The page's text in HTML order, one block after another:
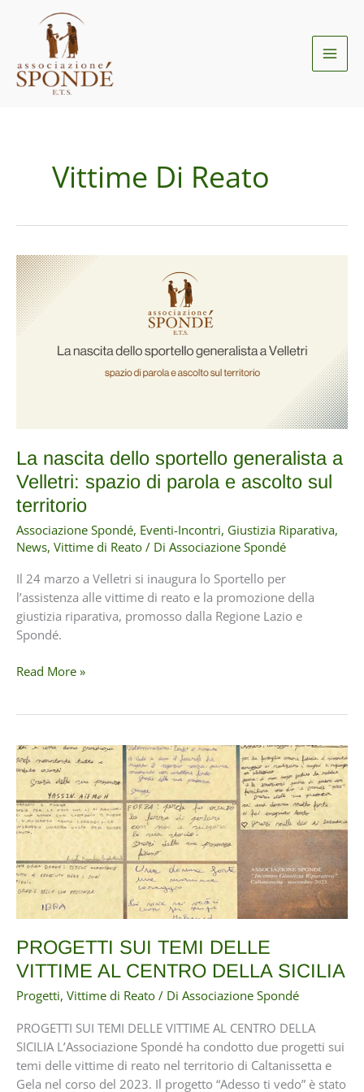
contenuto
Vittime Di Reato
La nascita dello sportello generalista a
Velletri: spazio di parola e ascolto sul
territorio
Associazione Spondé, Eventi-Incontri, Giustizia Riparativa,
News, Vittime di Reato / Di Associazione Spondé
Il 24 marzo a Velletri si inaugura lo Sportello per
l’assistenza alle vittime di reato e la promozione della
giustizia riparativa, promosso dalla Regione Lazio e
Spondé.
La
generalista
a
Velletri:
spazio
di
parola
e
ascolto
sul
territorio
Read More »
PROGETTI SUI TEMI DELLE
VITTIME AL CENTRO DELLA SICILIA
Progetti, Vittime di Reato / Di Associazione Spondé
PROGETTI SUI TEMI DELLE VITTIME AL CENTRO DELLA
SICILIA L’Associazione Spondé ha condotto due progetti sui
temi delle vittime di reato nel territorio di Caltanissetta e
Gela nel corso del 2023. Il progetto “Adesso ti vedo” è stato